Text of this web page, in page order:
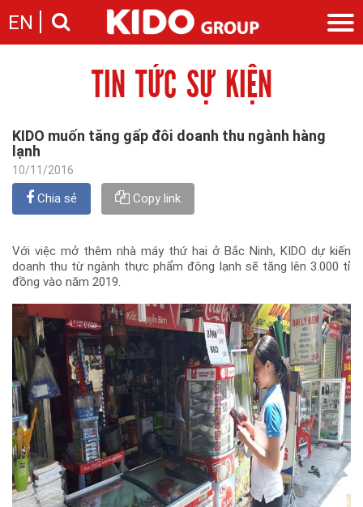
EN
Câu chuyện KIDO
Cam kết của KIDO
Ngành bánh
Tin tức
Thông cáo báo chí của tập đoàn
Thông điệp
Ban điều hành
Thông tin cổ phần
Các công ty thành viên
Liên hệ
Giới thiệu
Nhu cầu tuyển dụng
TIN TỨC SỰ KIỆN
KIDO muốn tăng gấp đôi doanh thu ngành hàng
lạnh
10/11/2016
Chia sẻ Copy link
Với việc mở thêm nhà máy thứ hai ở Bắc Ninh, KIDO dự kiến
doanh thu từ ngành thực phẩm đông lạnh sẽ tăng lên 3.000 tỉ
đồng vào năm 2019.